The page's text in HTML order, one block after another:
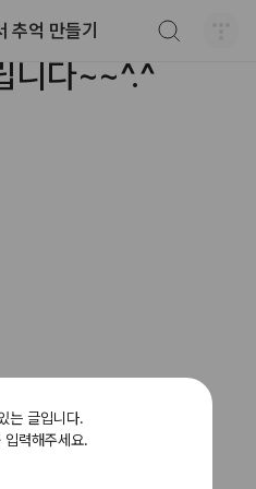
추억 만들기
니다~~^.^
는 글입니다.
입력해주세요.